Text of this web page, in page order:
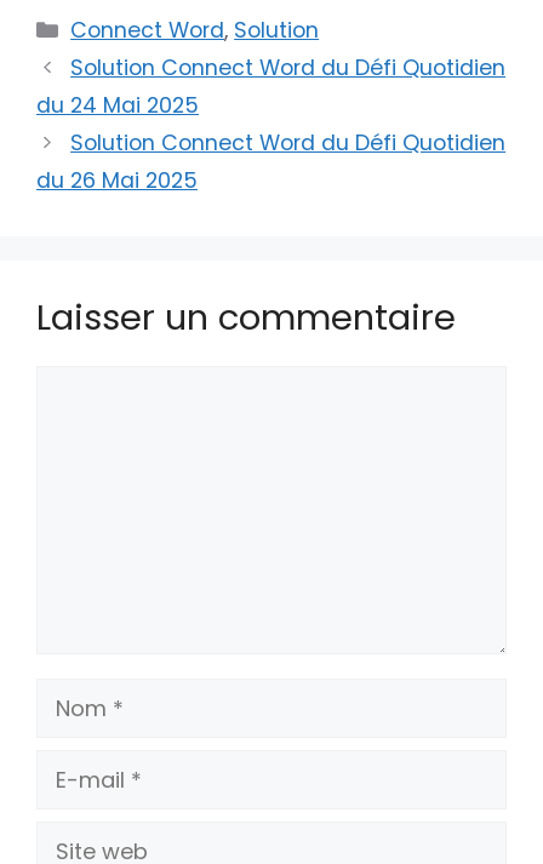
Catégories
Connect Word, Solution
Solution Connect Word du Défi Quotidien
du 24 Mai 2025
Solution Connect Word du Défi Quotidien
du 26 Mai 2025
Laisser un commentaire
Nom
E-
Site